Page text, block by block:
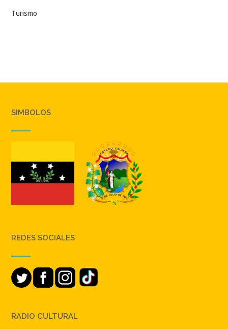
Turismo
SIMBOLOS
REDES SOCIALES
RADIO CULTURAL